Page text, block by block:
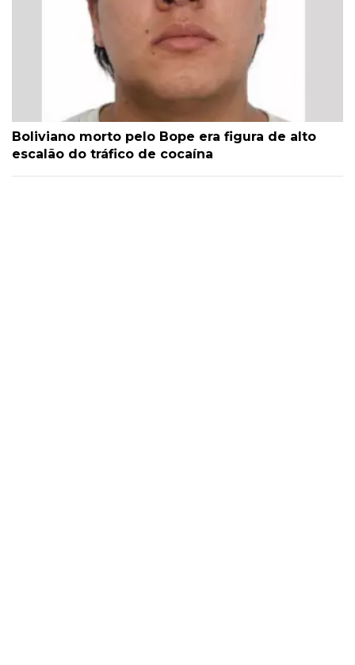
Boliviano morto pelo Bope era figura de alto
escalão do tráfico de cocaína